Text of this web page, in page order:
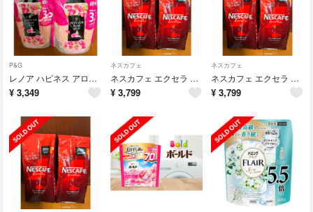
P&G
レノア ハピネス アロマジュエル 1410ml アンティークフローラル 2袋
¥ 3,349
ネスカフェ
ネスカフェ エクセラ つめかえ用 360g ×2袋
¥ 3,799
ネスカフェ
ネスカフェ エクセラ つめかえ用 360g ×2袋
¥ 3,799